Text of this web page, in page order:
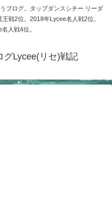
ブログ。タップダンスシチー リーダ
戦2位。2018年Lycee名人戦2位。
人戦4位。
グLycee(リセ)戦記